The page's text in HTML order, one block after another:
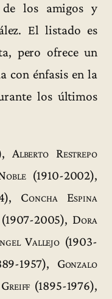
de los amigos y
El listado es
pero ofrece un
con énfasis en la
los últimos
Alberto Restrepo
(1910-2002),
Concha Espina
(1907-2005), Dora
Vallejo (1903-
1957), Gonzalo
(1895-1976),